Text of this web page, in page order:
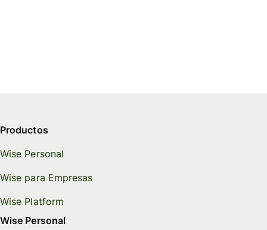
Productos
Wise Personal
Wise para Empresas
Wise Platform
Wise Personal